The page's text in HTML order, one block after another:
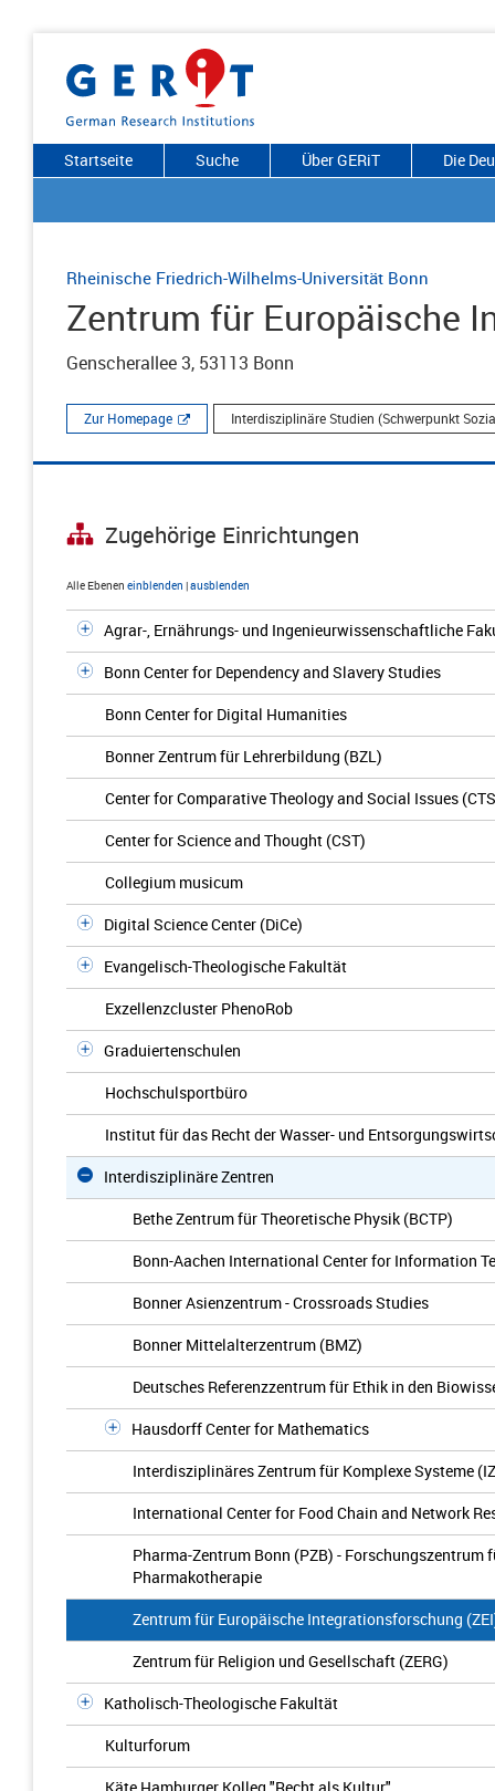
Startseite Suche Über GERiT Die
Rheinische Friedrich-Wilhelms-Universität Bonn
Zentrum für Europäische
Genscherallee 3, 53113 Bonn
Zur Homepage Interdisziplinäre Studien (Schwerpunkt
Zugehörige Einrichtungen
Alle Ebenen einblenden |ausblenden
Agrar-, Ernährungs- und Ingenieurwissenschaftliche
Bonn Center for Dependency and Slavery Studies
Bonn Center for Digital Humanities
Bonner Zentrum für Lehrerbildung (BZL)
Center for Comparative Theology and Social Issues
Center for Science and Thought (CST)
Collegium musicum
Digital Science Center (DiCe)
Evangelisch-Theologische Fakultät
Exzellenzcluster PhenoRob
Graduiertenschulen
Hochschulsportbüro
Institut für das Recht der Wasser- und
Interdisziplinäre Zentren
Bethe Zentrum für Theoretische Physik (BCTP)
Bonn-Aachen International Center for Information
Bonner Asienzentrum - Crossroads Studies
Bonner Mittelalterzentrum (BMZ)
Deutsches Referenzzentrum für Ethik in den
Hausdorff Center for Mathematics
Interdisziplinäres Zentrum für Komplexe Systeme
International Center for Food Chain and Network
Pharma-Zentrum Bonn (PZB) -
Pharmakotherapie
Zentrum für Europäische Integrationsforschung
Zentrum für Religion und Gesellschaft (ZERG)
Katholisch-Theologische Fakultät
Kulturforum